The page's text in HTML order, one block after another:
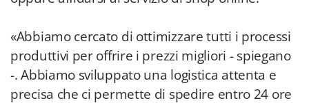
«Abbiamo cercato di ottimizzare tutti i processi
produttivi per offrire i prezzi migliori - spiegano
-. Abbiamo sviluppato una logistica attenta e
precisa che ci permette di spedire entro 24 ore